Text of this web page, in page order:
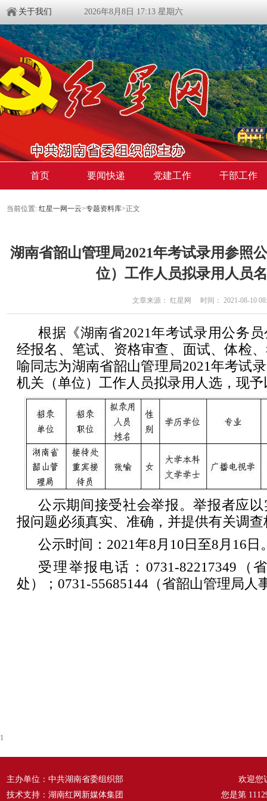
关于我们 2026年8月8日 17:13 星期六
首页 要闻快递 党建工作 干部工作
当前位置: 红星一网一云>专题资料库>正文
湖南省韶山管理局2021年考试录用参照
位）工作人员拟录用人员
文章来源： 红星网 时间： 2021-08-10
根据《湖南省2021年考试录用公务
经报名、笔试、资格审查、面试、体检
喻同志为湖南省韶山管理局2021年考试
机关（单位）工作人员拟录用人选，现
公示期间接受社会举报。举报者应
报问题必须真实、准确，并提供有关调
公示时间：2021年8月10日至8月16日
受理举报电话：0731-82217349（
处）；0731-55685144（省韶山管理局人
1
主办单位：中共湖南省委组织部
技术支持：湖南红网新媒体集团
欢迎您
您是第